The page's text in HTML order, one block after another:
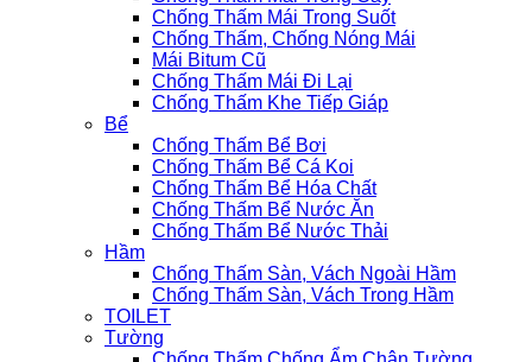
Chống Thấm Mái Trong Suốt
Chống Thấm, Chống Nóng Mái
Mái Bitum Cũ
Chống Thấm Mái Đi Lại
Chống Thấm Khe Tiếp Giáp
Bể
Chống Thấm Bể Bơi
Chống Thấm Bể Cá Koi
Chống Thấm Bể Hóa Chất
Chống Thấm Bể Nước Ăn
Chống Thấm Bể Nước Thải
Hầm
Chống Thấm Sàn, Vách Ngoài Hầm
Chống Thấm Sàn, Vách Trong Hầm
TOILET
Tường